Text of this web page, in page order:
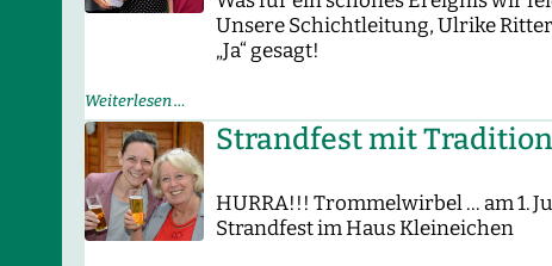
Unsere Schichtleitung, Ulrike
„Ja“ gesagt!
Weiterlesen …Ding
Dong:
Strandfest mit Tradition
HURRA!!! Trommelwirbel … am 1.
Strandfest im Haus Kleineichen